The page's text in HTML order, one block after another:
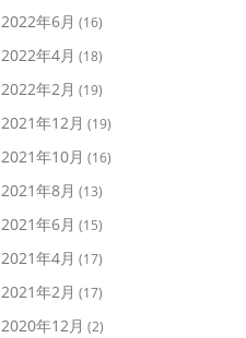
2022年6月 (16)
2022年4月 (18)
2022年2月 (19)
2021年12月 (19)
2021年10月 (16)
2021年8月 (13)
2021年6月 (15)
2021年4月 (17)
2021年2月 (17)
2020年12月 (2)